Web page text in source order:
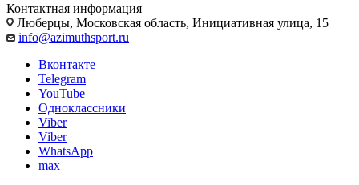
Контактная информация
Люберцы, Московская область, Инициативная улица, 15
info@azimuthsport.ru
Вконтакте
Telegram
YouTube
Одноклассники
Viber
Viber
WhatsApp
max